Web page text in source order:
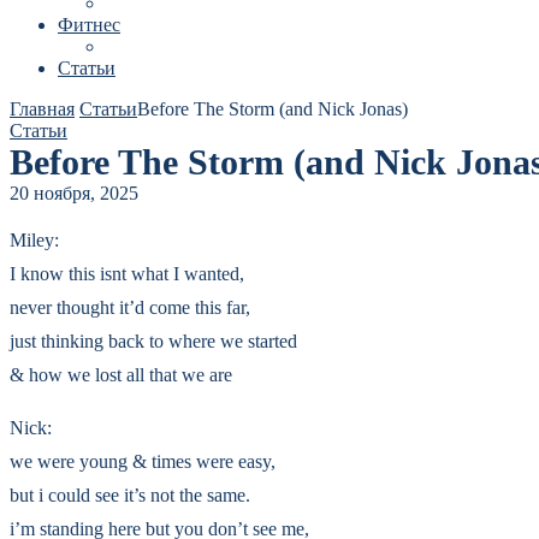
Фитнес
Статьи
Главная СтатьиBefore The Storm (and Nick Jonas)
Статьи
Before The Storm (and Nick
20 ноября, 2025
Miley:
I know this isnt what I wanted,
never thought it’d come this far,
just thinking back to where we started
& how we lost all that we are
Nick:
we were young & times were easy,
but i could see it’s not the same.
i’m standing here but you don’t see me,